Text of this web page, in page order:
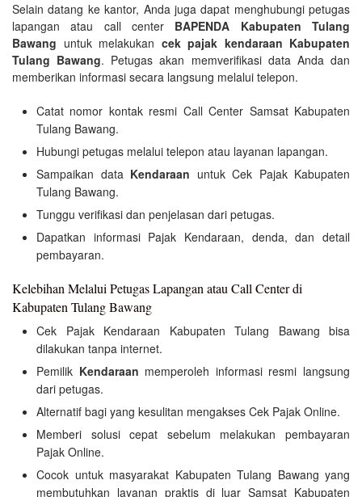
Selain datang ke kantor, Anda juga dapat menghubungi petugas
lapangan atau call center BAPENDA Kabupaten Tulang
Bawang untuk melakukan cek pajak kendaraan Kabupaten
Tulang Bawang. Petugas akan memverifikasi data Anda dan
memberikan informasi secara langsung melalui telepon.
Catat nomor kontak resmi Call Center Samsat Kabupaten
Tulang Bawang.
Hubungi petugas melalui telepon atau layanan lapangan.
Sampaikan data Kendaraan untuk Cek Pajak Kabupaten
Tulang Bawang.
Tunggu verifikasi dan penjelasan dari petugas.
Dapatkan informasi Pajak Kendaraan, denda, dan detail
pembayaran.
Kelebihan Melalui Petugas Lapangan atau Call Center di
Kabupaten Tulang Bawang
Cek Pajak Kendaraan Kabupaten Tulang Bawang bisa
dilakukan tanpa internet.
Pemilik Kendaraan memperoleh informasi resmi langsung
dari petugas.
Alternatif bagi yang kesulitan mengakses Cek Pajak Online.
Memberi solusi cepat sebelum melakukan pembayaran
Pajak Online.
Cocok untuk masyarakat Kabupaten Tulang Bawang yang
membutuhkan layanan praktis di luar Samsat Kabupaten